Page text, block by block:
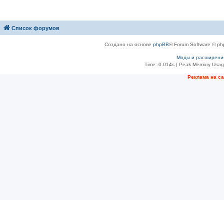
Список форумов
Создано на основе phpBB® Forum Software ©
Моды и
Time: 0.014s| Peak Memory
Рeклама на